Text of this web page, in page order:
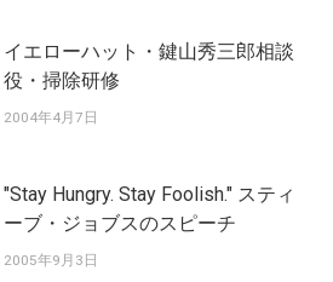
イエローハット・鍵山秀三郎相談
役・掃除研修
2004年4月7日
"Stay Hungry. Stay Foolish." スティ
ーブ・ジョブスのスピーチ
2005年9月3日